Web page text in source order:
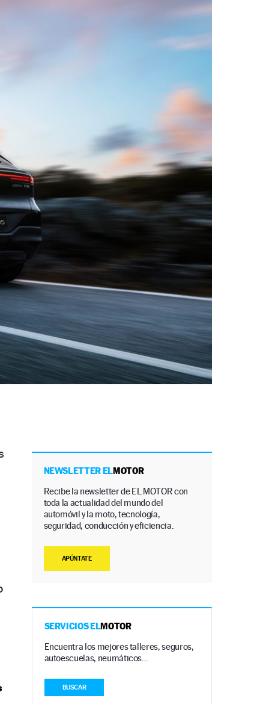
NEWSLETTER ELMOTOR
Recibe la newsletter de EL MOTOR con
toda la actualidad del mundo del
automóvil y la moto, tecnología,
seguridad, conducción y eficiencia.
APÚNTATE
SERVICIOS ELMOTOR
Encuentra los mejores talleres, seguros,
autoescuelas, neumáticos…
BUSCAR